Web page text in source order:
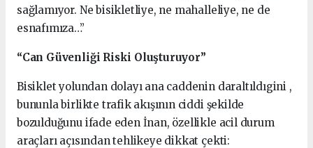
sağlamıyor. Ne bisikletliye, ne mahalleliye, ne de
esnafımıza…”
“Can Güvenliği Riski Oluşturuyor”
Bisiklet yolundan dolayı ana caddenin daraltıldıgini ,
bununla birlikte trafik akışının ciddi şekilde
bozulduğunu ifade eden İnan, özellikle acil durum
araçları açısından tehlikeye dikkat çekti: